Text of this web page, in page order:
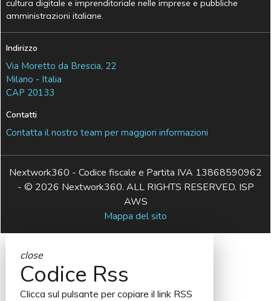
cultura digitale e imprenditoriale nelle imprese e pubbliche
amministrazioni italiane.
Indirizzo
Via Moretto da Brescia, 22
Milano - Italia
CAP 20133
Contatti
Contatta il nostro team per maggiori informazioni
Nextwork360 - Codice fiscale e Partita IVA 13868590962
- © 2026 Nextwork360. ALL RIGHTS RESERVED. ISP
AWS
Mappa del sito
close
Codice Rss
Clicca sul pulsante per copiare il link RSS